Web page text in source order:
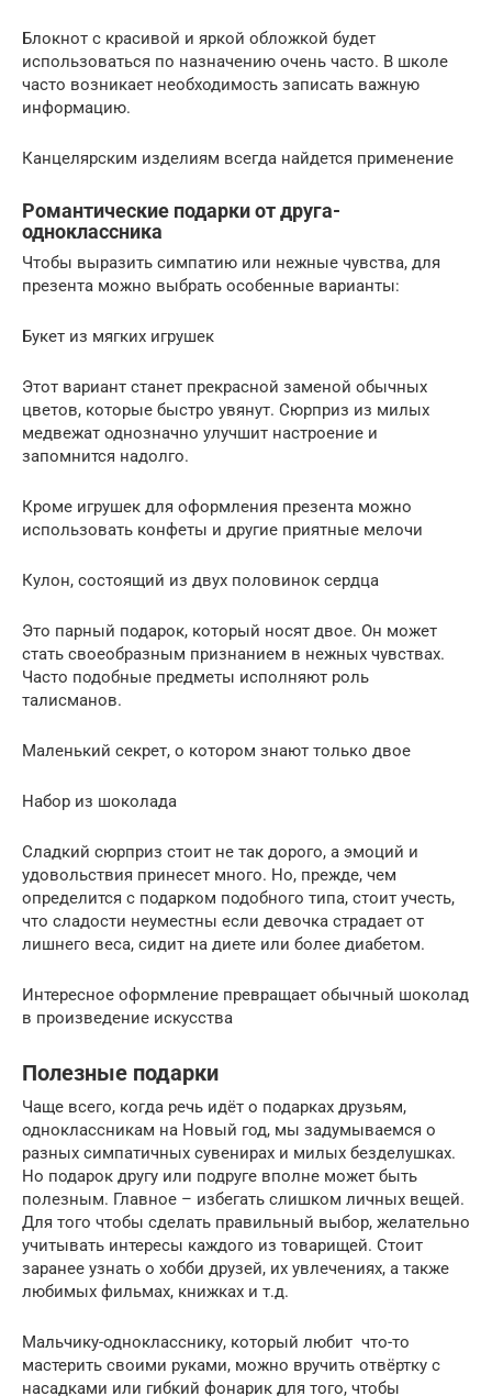
Блокнот с красивой и яркой обложкой будет
использоваться по назначению очень часто. В школе
часто возникает необходимость записать важную
информацию.
Канцелярским изделиям всегда найдется применение
Романтические подарки от друга-
одноклассника
Чтобы выразить симпатию или нежные чувства, для
презента можно выбрать особенные варианты:
Букет из мягких игрушек
Этот вариант станет прекрасной заменой обычных
цветов, которые быстро увянут. Сюрприз из милых
медвежат однозначно улучшит настроение и
запомнится надолго.
Кроме игрушек для оформления презента можно
использовать конфеты и другие приятные мелочи
Кулон, состоящий из двух половинок сердца
Это парный подарок, который носят двое. Он может
стать своеобразным признанием в нежных чувствах.
Часто подобные предметы исполняют роль
талисманов.
Маленький секрет, о котором знают только двое
Набор из шоколада
Сладкий сюрприз стоит не так дорого, а эмоций и
удовольствия принесет много. Но, прежде, чем
определится с подарком подобного типа, стоит учесть,
что сладости неуместны если девочка страдает от
лишнего веса, сидит на диете или более диабетом.
Интересное оформление превращает обычный шоколад
в произведение искусства
Полезные подарки
Чаще всего, когда речь идёт о подарках друзьям,
одноклассникам на Новый год, мы задумываемся о
разных симпатичных сувенирах и милых безделушках.
Но подарок другу или подруге вполне может быть
полезным. Главное – избегать слишком личных вещей.
Для того чтобы сделать правильный выбор, желательно
учитывать интересы каждого из товарищей. Стоит
заранее узнать о хобби друзей, их увлечениях, а также
любимых фильмах, книжках и т.д.
Мальчику-однокласснику, который любит что-то
мастерить своими руками, можно вручить отвёртку с
насадками или гибкий фонарик для того, чтобы